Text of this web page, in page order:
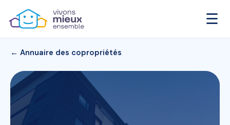
☰
← Annuaire des copropriétés